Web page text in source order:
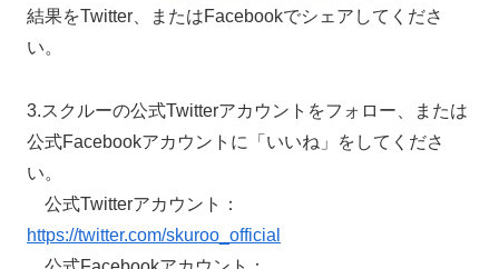
結果をTwitter、またはFacebookでシェアしてくださ
い。
3.スクルーの公式Twitterアカウントをフォロー、または
公式Facebookアカウントに「いいね」をしてくださ
い。
公式Twitterアカウント：
https://twitter.com/skuroo_official